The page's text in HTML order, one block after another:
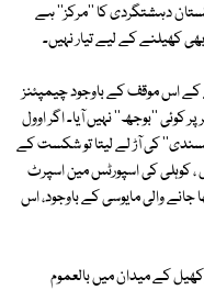
دہشتگردی کا ''مرکز'' ہے
کے لیے تیار نہیں۔
کے اس موقف کے باوجود چیمپئنز
''بوجھ'' نہیں آیا۔ اگر اوول
کی آڑ لے لیتا تو شکست کے
، کوہلی کی اسپورٹس مین اسپرٹ
والی مایوسی کے باوجود، اس
کے میدان میں بالعموم